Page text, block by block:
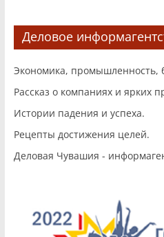
Деловое
Экономика, промышленность,
Рассказ о компаниях и ярких
Истории падения и успеха.
Рецепты достижения целей.
Деловая Чувашия -